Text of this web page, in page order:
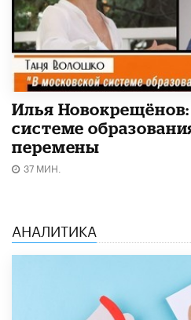
Илья
системе
перемены
37 МИН.
АНАЛИТИКА